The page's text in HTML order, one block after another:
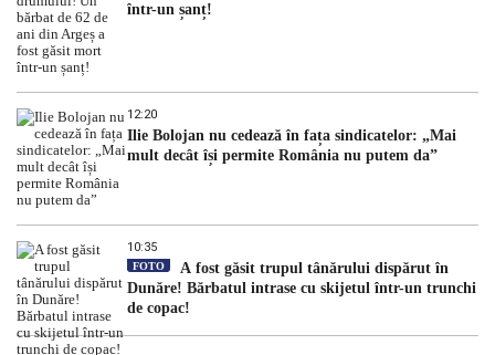
într-un șanț!
12:20
Ilie Bolojan nu cedează în fața sindicatelor: „Mai
mult decât își permite România nu putem da”
10:35
FOTO
A fost găsit trupul tânărului dispărut în
Dunăre! Bărbatul intrase cu skijetul într-un trunchi
de copac!